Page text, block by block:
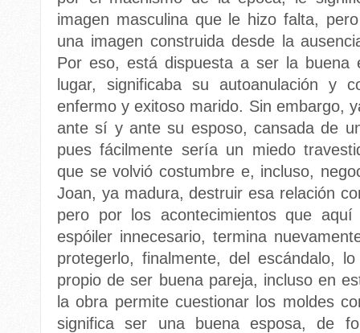
imagen masculina que le hizo falta,
una imagen construida desde la
Por eso, está dispuesta a ser la buena
lugar, significaba su autoanulación y
enfermo y exitoso marido. Sin embargo,
ante sí y ante su esposo, cansada de
pues fácilmente sería un miedo
que se volvió costumbre e, incluso,
Joan, ya madura, destruir esa relación
pero por los acontecimientos que
espóiler innecesario, termina
protegerlo, finalmente, del escándalo,
propio de ser buena pareja, incluso en
la obra permite cuestionar los moldes
significa ser una buena esposa, de